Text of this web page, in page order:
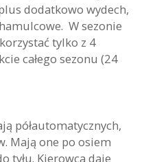
dodatkowo wydech,
W sezonie
tylko z 4
całego sezonu (24
półautomatycznych,
Mają one po osiem
tyłu. Kierowca daje